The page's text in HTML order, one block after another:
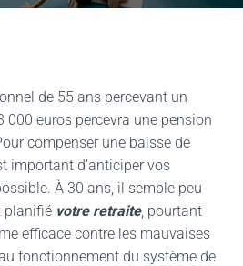
de 55 ans percevant un
000 euros percevra une pension
compenser une baisse de
important d’anticiper vos
À 30 ans, il semble peu
planifié votre retraite, pourtant
efficace contre les mauvaises
fonctionnement du système de